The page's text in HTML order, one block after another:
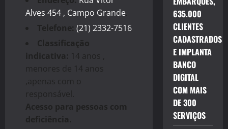
Alves 454 , Campo Grande
Telefone: (21) 2332-7516
Classificação
indicativa: 14 anos ,
menores de 14 anos
,apenas com o
responsável.
Acesso para pessoas com
deficiência.
635.000
CLIENTES
CADASTRADOS
E IMPLANTA
BANCO
DIGITAL
COM MAIS
DE 300
SERVIÇOS